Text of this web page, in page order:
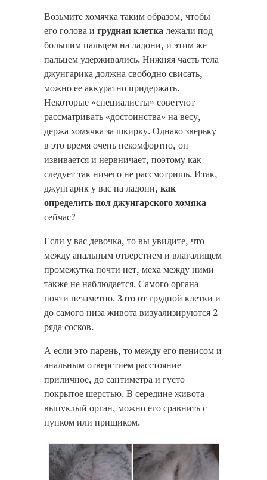
Возьмите хомячка таким образом, чтобы
его голова и грудная клеткалежали под
большим пальцем на ладони, и этим же
пальцем удерживались. Нижняя часть тела
джунгарика должна свободно свисать,
можно ее аккуратно придержать.
Некоторые «специалисты» советуют
рассматривать «достоинства» на весу,
держа хомячка за шкирку. Однако зверьку
в это время очень некомфортно, он
извивается и нервничает, поэтому как
следует так ничего не рассмотришь. Итак,
джунгарик у вас на ладони, как
определить пол джунгарского хомяка
сейчас?
Если у вас девочка, то вы увидите, что
между анальным отверстием и влагалищем
промежутка почти нет, меха между ними
также не наблюдается. Самого органа
почти незаметно. Зато от грудной клетки и
до самого низа живота визуализируются 2
ряда сосков.
А если это парень, то между его пенисом и
анальным отверстием расстояние
приличное, до сантиметра и густо
покрытое шерстью. В середине живота
выпуклый орган, можно его сравнить с
пупком или прищиком.